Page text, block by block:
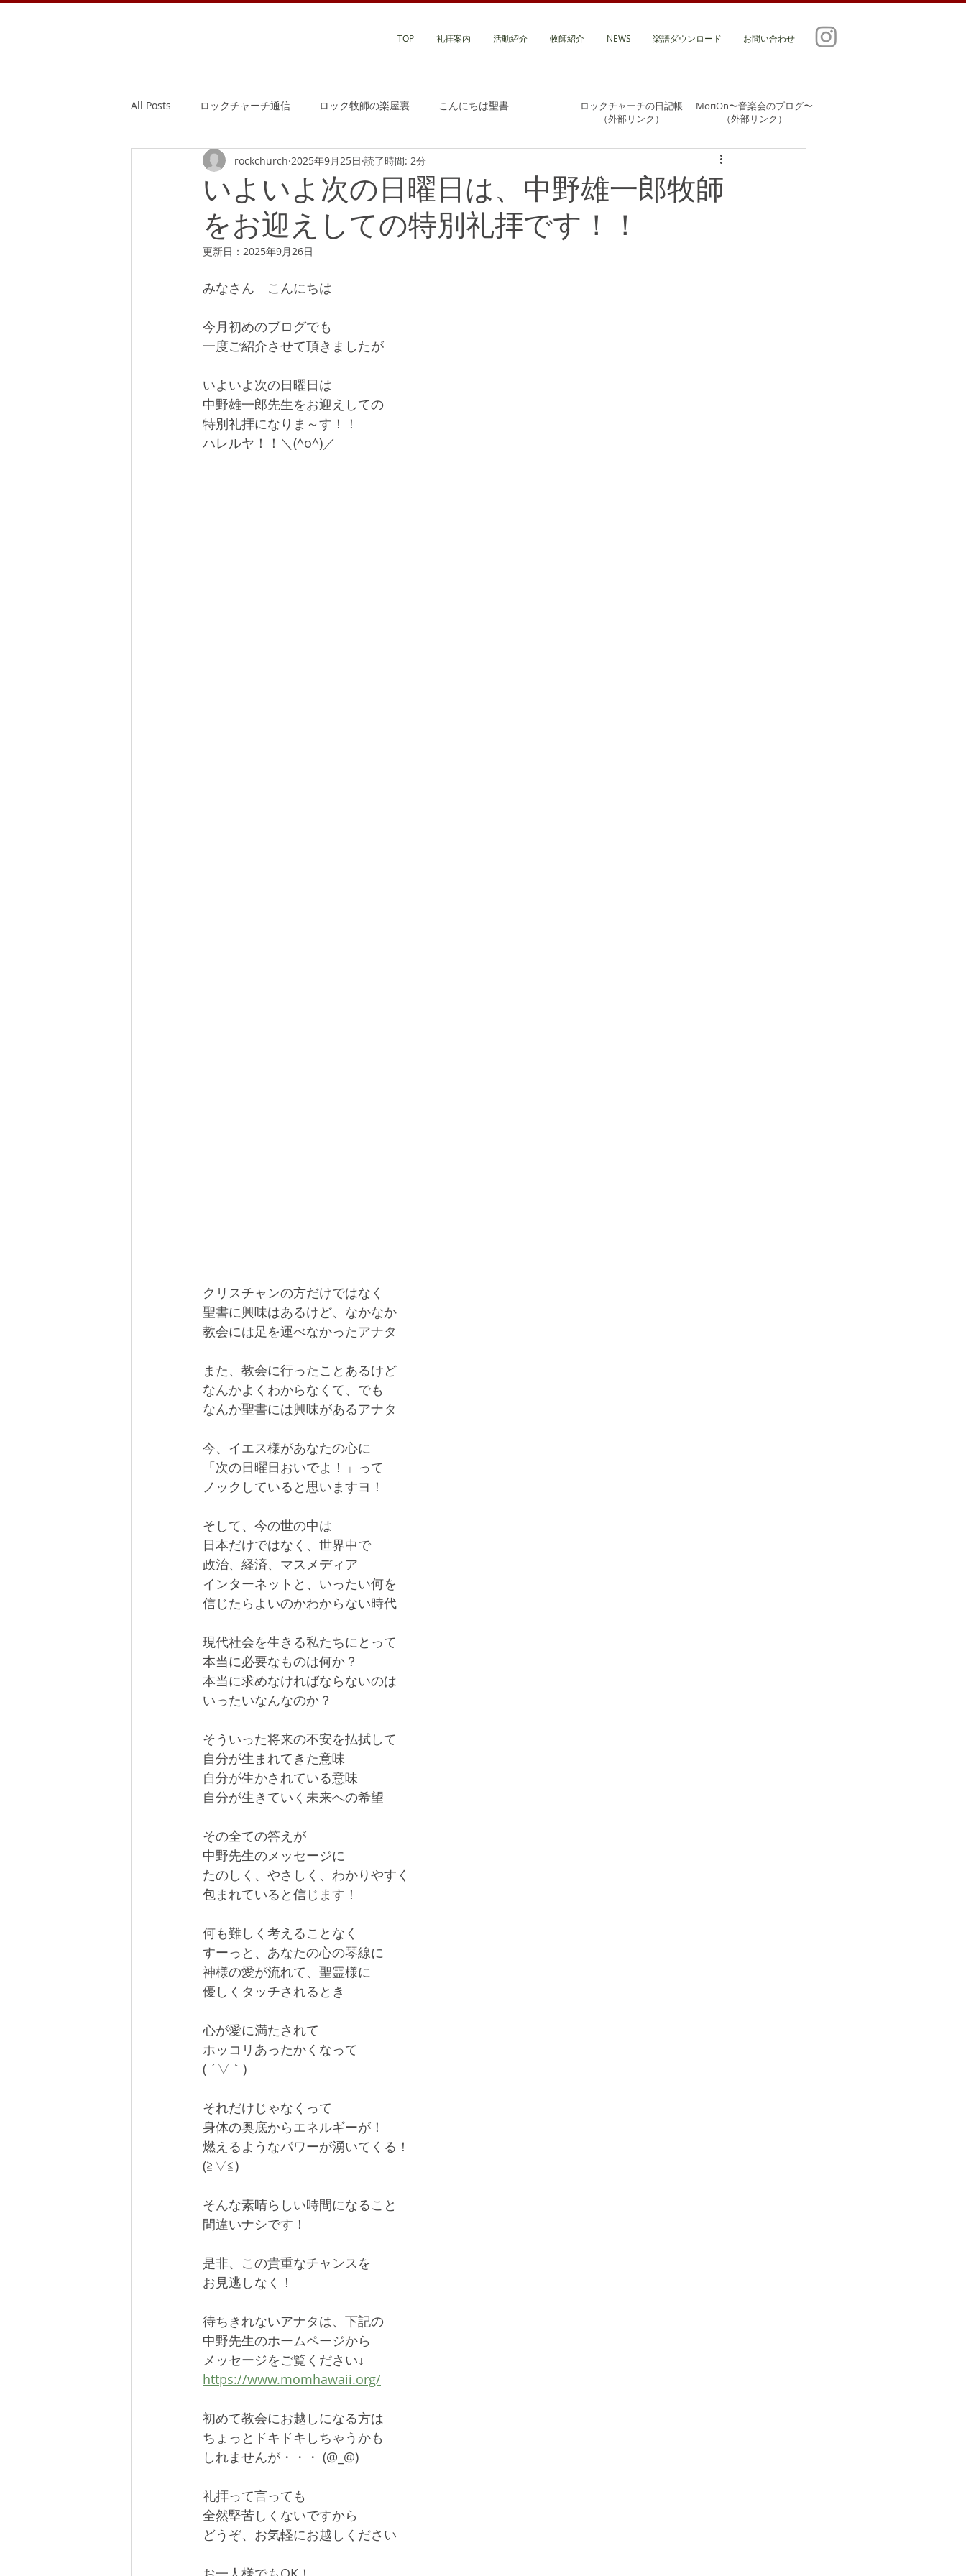
TOP 礼拝案内 活動紹介 牧師紹介 NEWS 楽譜ダウンロード お問い合わせ
All Posts ロックチャーチ通信 ロック牧師の楽屋裏 こんにちは聖書
いよいよ次の日曜日は、中野雄一郎牧師
をお迎えしての特別礼拝です！！
rockchurch 2025年9月25日 読了時間: 2分
更新日： 2025年9月26日
みなさん　こんにちは
今月初めのブログでも
一度ご紹介させて頂きましたが
いよいよ次の日曜日は
中野雄一郎先生をお迎えしての
特別礼拝になりま～す！！
ハレルヤ！！＼(^o^)／
クリスチャンの方だけではなく
聖書に興味はあるけど、なかなか
教会には足を運べなかったアナタ
また、教会に行ったことあるけど
なんかよくわからなくて、でも
なんか聖書には興味があるアナタ
今、イエス様があなたの心に
「次の日曜日おいでよ！」って
ノックしていると思いますヨ！
そして、今の世の中は
日本だけではなく、世界中で
政治、経済、マスメディア
インターネットと、いったい何を
信じたらよいのかわからない時代
現代社会を生きる私たちにとって
本当に必要なものは何か？
本当に求めなければならないのは
いったいなんなのか？
そういった将来の不安を払拭して
自分が生まれてきた意味
自分が生かされている意味
自分が生きていく未来への希望
その全ての答えが
中野先生のメッセージに
たのしく、やさしく、わかりやすく
包まれていると信じます！
何も難しく考えることなく
すーっと、あなたの心の琴線に
神様の愛が流れて、聖霊様に
優しくタッチされるとき
心が愛に満たされて
ホッコリあったかくなって
( ´▽｀)
それだけじゃなくって
身体の奥底からエネルギーが！
燃えるようなパワーが湧いてくる！
(≧▽≦)
そんな素晴らしい時間になること
間違いナシです！
是非、この貴重なチャンスを
お見逃しなく！
待ちきれないアナタは、下記の
中野先生のホームページから
メッセージをご覧ください↓
https://www.momhawaii.org/
初めて教会にお越しになる方は
ちょっとドキドキしちゃうかも
しれませんが・・・ (@_@)
礼拝って言っても
全然堅苦しくないですから
どうぞ、お気軽にお越しください
ロックチャーチの日記帳
（外部リンク）
MoriOn〜音楽会のブログ〜
​（外部リンク）